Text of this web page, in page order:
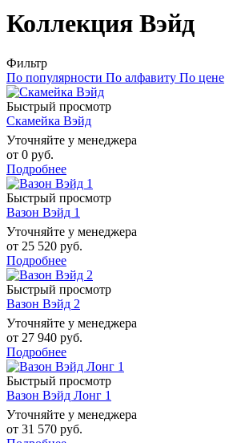
Коллекция Вэйд
Фильтр
По популярности По алфавиту По цене
Быстрый просмотр
Скамейка Вэйд
Уточняйте у менеджера
от 0 руб.
Подробнее
Быстрый просмотр
Вазон Вэйд 1
Уточняйте у менеджера
от 25 520 руб.
Подробнее
Быстрый просмотр
Вазон Вэйд 2
Уточняйте у менеджера
от 27 940 руб.
Подробнее
Быстрый просмотр
Вазон Вэйд Лонг 1
Уточняйте у менеджера
от 31 570 руб.